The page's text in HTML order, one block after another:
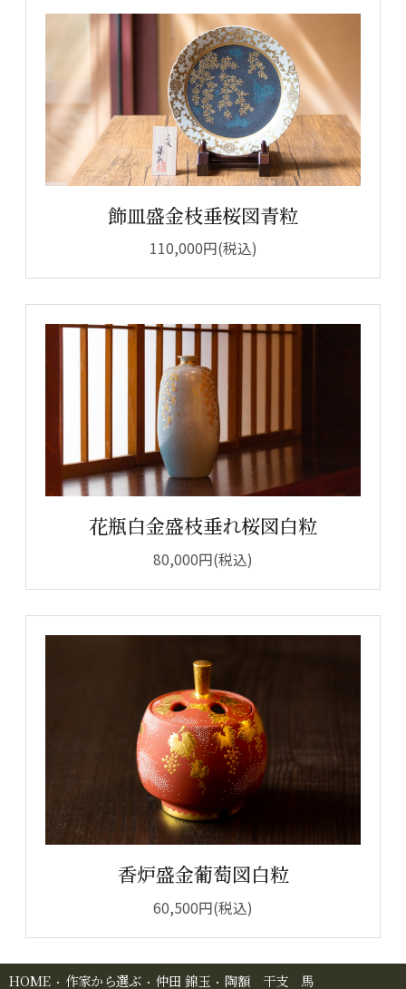
飾皿盛金枝垂桜図青粒
110,000円(税込)
花瓶白金盛枝垂れ桜図白粒
80,000円(税込)
香炉盛金葡萄図白粒
60,500円(税込)
HOME 作家から選ぶ 仲田 錦玉 陶額 干支 馬